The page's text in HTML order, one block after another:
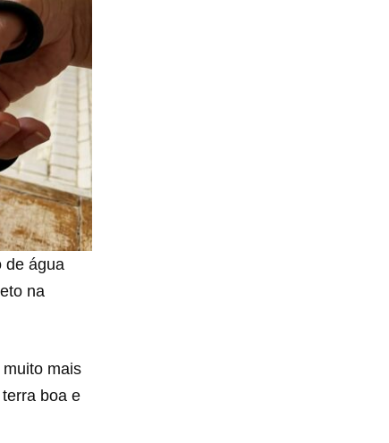
de água
na
mais
boa e